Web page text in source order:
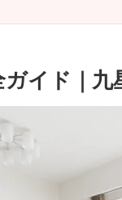
ガイド｜